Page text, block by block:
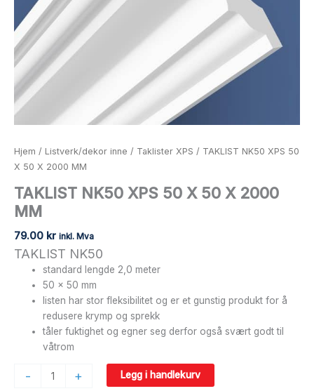
Hjem / Listverk/dekor inne / Taklister XPS / TAKLIST NK50 XPS 50
X 50 X 2000 MM
TAKLIST NK50 XPS 50 X 50 X 2000
MM
79.00 kr inkl. Mva
TAKLIST NK50
standard lengde 2,0 meter
50 x 50 mm
listen har stor fleksibilitet og er et gunstig produkt for å
redusere krymp og sprekk
tåler fuktighet og egner seg derfor også svært godt til
våtrom
- + Legg i handlekurv